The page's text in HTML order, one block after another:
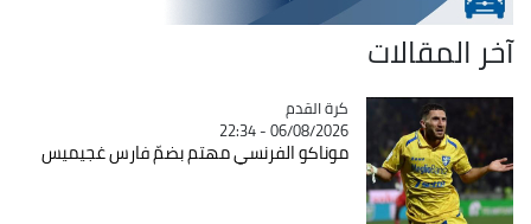
آخر المقالات
Catégorie
كرة القدم
06/08/2026 - 22:34
موناكو الفرنسي مهتم بضمّ فارس غجيميس